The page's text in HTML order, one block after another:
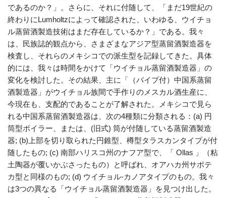
であるのか？」。さらに、それに付随して、「まだ19世紀の
終わりにLumholtzによって確認された、いわゆる、ウイチョ
ル蒸留酒製造技術はまだ存在しているか？」である。我々
は、民族誌的観点から、さまざまなアジア型蒸留酒製造器を
検査し、それらのメキシコでの派生型を記録してきた。具体
的には、我々は時間をかけて「ウイチョル蒸留酒製造器」の
変化を検討した。その結果、主に「（パイプ付）中国系蒸留
酒製造器」がウイチョル族間で手作りのメスカル酒生産に、
今現在も、支配的であることが了解された。メキシコで見ら
れる中国系蒸留酒製造器は、次の4種類に分類される：(a) 円
筒型ボイラー、または、(旧式) 筒が付随している蒸留酒製造
器; (b)上部を切り取られた円錐型、樽型タラスカンタイプが付
随したもの; (c) 南部ハリスコ州のナフア型で、「 Ollas 」（粘
土陶器が覆いかぶさったもの）と呼ばれ、オアハカ州サポテ
カ型と同様のもの; (d) ウイチョル-カノアタイプのもの。我々
は3つの異なる「ウイチョル蒸留酒製造器」を見つけ出した。